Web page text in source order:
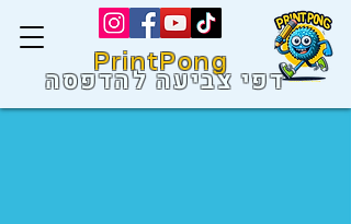
PrintPong
דפי צביעה להדפסה